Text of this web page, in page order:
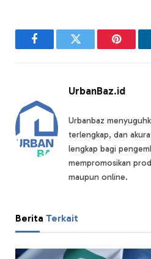
FacebookTwitter
UrbanBaz.id
Urbanbaz
terlengkap, dan
lengkap bagi
mempromosikan
maupun online.
Berita Terkait